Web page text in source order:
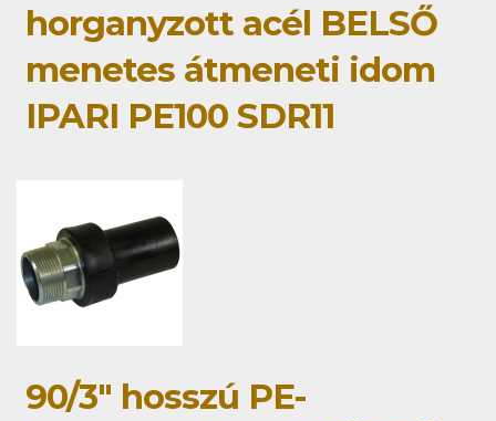
horganyzott acél BELSŐ
menetes átmeneti idom
IPARI PE100 SDR11
90/3" hosszú PE-